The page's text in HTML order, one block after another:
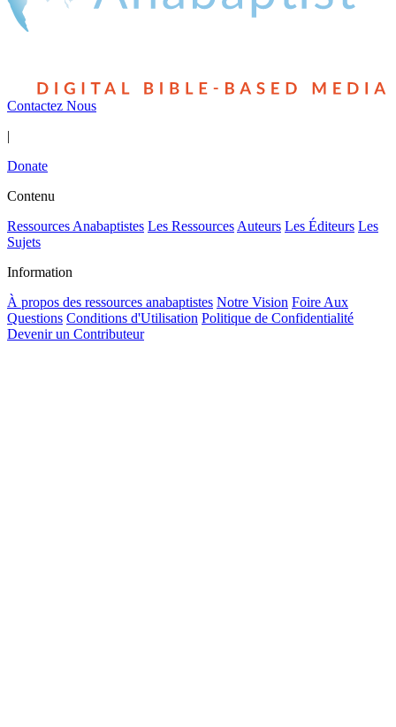
Contactez Nous
|
Donate
Contenu
Ressources Anabaptistes Les Ressources Auteurs Les Éditeurs Les
Sujets
Information
À propos des ressources anabaptistes Notre Vision Foire Aux
Questions Conditions d'Utilisation Politique de Confidentialité
Devenir un Contributeur